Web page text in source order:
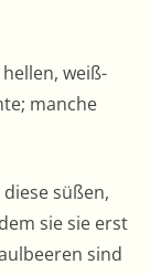
weiß-
manche
süßen,
sie sie erst
sind